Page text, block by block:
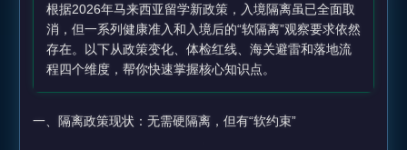
根据2026年马来西亚留学新政策，入境隔离虽已全面取
消，但一系列健康准入和入境后的“软隔离”观察要求依然
存在。以下从政策变化、体检红线、海关避雷和落地流
程四个维度，帮你快速掌握核心知识点。
一、隔离政策现状：无需硬隔离，但有“软约束”